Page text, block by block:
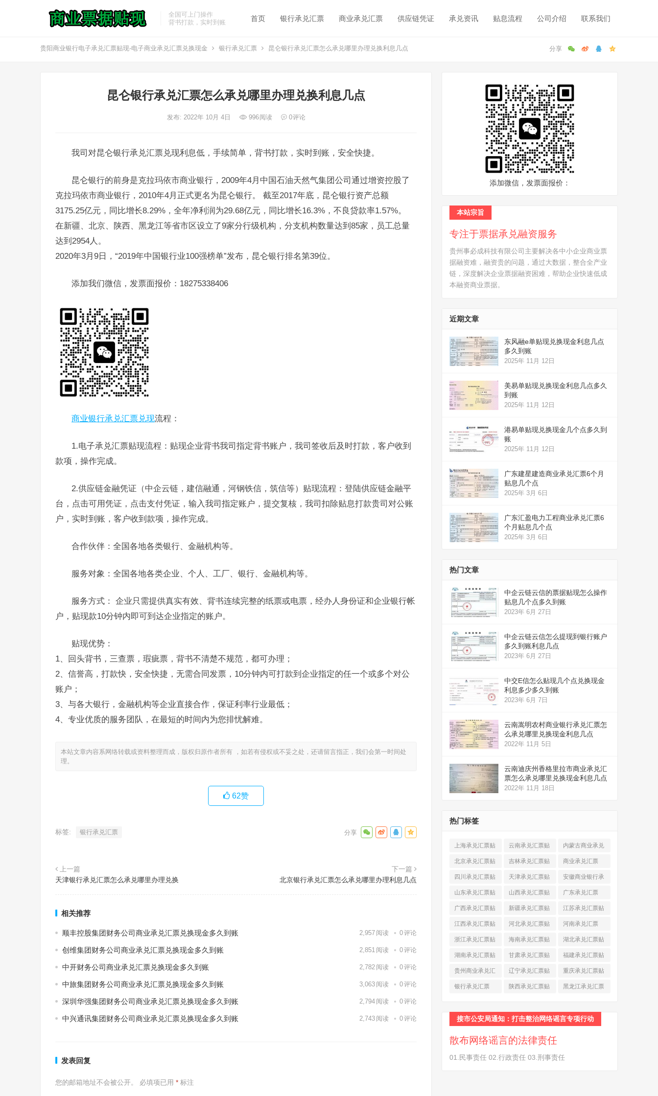
全国可上门操作
背书打款，实时到账
首页 银行承兑汇票 商业承兑汇票 供应链凭证 承兑资讯 贴息流程 公司介绍 联系我们
贵阳商业银行电子承兑汇票贴现-电子商业承兑汇票兑换现金 银行承兑汇票 昆仑银行承兑汇票怎么承兑哪里办理兑换利息几点
昆仑银行承兑汇票怎么承兑哪里办理兑换利息几点
发布: 2022年 10月 4日 996阅读 0评论
我司对昆仑银行承兑汇票兑现利息低，手续简单，背书打款，实时到账，安全快捷。
昆仑银行的前身是克拉玛依市商业银行，2009年4月中国石油天然气集团公司通过增资控股了
克拉玛依市商业银行，2010年4月正式更名为昆仑银行。 截至2017年底，昆仑银行资产总额
3175.25亿元，同比增长8.29%，全年净利润为29.68亿元，同比增长16.3%，不良贷款率1.57%。
在新疆、北京、陕西、黑龙江等省市区设立了9家分行级机构，分支机构数量达到85家，员工总量
达到2954人。
2020年3月9日，“2019年中国银行业100强榜单”发布，昆仑银行排名第39位。
添加我们微信，发票面报价：18275338406
商业银行承兑汇票兑现流程：
1.电子承兑汇票贴现流程：贴现企业背书我司指定背书账户，我司签收后及时打款，客户收到
款项，操作完成。
2.供应链金融凭证（中企云链，建信融通，河钢铁信，筑信等）贴现流程：登陆供应链金融平
台，点击可用凭证，点击支付凭证，输入我司指定账户，提交复核，我司扣除贴息打款贵司对公账
户，实时到账，客户收到款项，操作完成。
合作伙伴：全国各地各类银行、金融机构等。
服务对象：全国各地各类企业、个人、工厂、银行、金融机构等。
服务方式： 企业只需提供真实有效、背书连续完整的纸票或电票，经办人身份证和企业银行帐
户，贴现款10分钟内即可到达企业指定的账户。
贴现优势：
1、回头背书，三查票，瑕疵票，背书不清楚不规范，都可办理；
2、信誉高，打款快，安全快捷，无需合同发票，10分钟内可打款到企业指定的任一个或多个对公
账户；
3、与各大银行，金融机构等企业直接合作，保证利率行业最低；
4、专业优质的服务团队，在最短的时间内为您排忧解难。
本站文章内容系网络转载或资料整理而成，版权归原作者所有 ，如若有侵权或不妥之处，还请留言指正，我们会第一时间处
理。
62赞
标签: 银行承兑汇票
上一篇
天津银行承兑汇票怎么承兑哪里办理兑换
下一篇
北京银行承兑汇票怎么承兑哪里办理利息几点
相关推荐
顺丰控股集团财务公司商业承兑汇票兑换现金多久到账 2,957 阅读 0评论
创维集团财务公司商业承兑汇票兑换现金多久到账 2,851 阅读 0评论
中开财务公司商业承兑汇票兑换现金多久到账 2,782 阅读 0评论
中旅集团财务公司商业承兑汇票兑换现金多久到账 3,063 阅读 0评论
深圳华强集团财务公司商业承兑汇票兑换现金多久到账 2,794 阅读 0评论
中兴通讯集团财务公司商业承兑汇票兑换现金多久到账 2,743 阅读 0评论
发表回复
您的邮箱地址不会被公开。 必填项已用 * 标注
添加微信，发票面报价：
本站宗旨
专注于票据承兑融资服务
贵州事必成科技有限公司主要解决各中小企业商业票
据融资难，融资贵的问题，通过大数据，整合全产业
链，深度解决企业票据融资困难，帮助企业快速低成
本融资商业票据。
近期文章
东风融e单贴现兑换现金利息几点
多久到账
2025年 11月 12日
美易单贴现兑换现金利息几点多久
到账
2025年 11月 12日
港易单贴现兑换现金几个点多久到
账
2025年 11月 12日
广东建星建造商业承兑汇票6个月
贴息几个点
2025年 3月 6日
广东汇盈电力工程商业承兑汇票6
个月贴息几个点
2025年 3月 6日
热门文章
中企云链云信的票据贴现怎么操作
贴息几个点多久到账
2023年 6月 27日
中企云链云信怎么提现到银行账户
多久到账利息几点
2023年 6月 27日
中交E信怎么贴现几个点兑换现金
利息多少多久到账
2023年 6月 7日
云南嵩明农村商业银行承兑汇票怎
么承兑哪里兑换现金利息几点
2022年 11月 5日
云南迪庆州香格里拉市商业承兑汇
票怎么承兑哪里兑换现金利息几点
2022年 11月 18日
热门标签
上海承兑汇票贴
现(520)
云南承兑汇票贴
现(324)
内蒙古商业承兑
汇票(316)
北京承兑汇票贴
现 (912)
吉林承兑汇票贴
现(123)
商业承兑汇票
(225)
四川承兑汇票贴
现(790)
天津承兑汇票贴
现(242)
安徽商业银行承
兑汇票 (565)
山东承兑汇票贴
现(874)
山西承兑汇票贴
现(463)
广东承兑汇票
(979)
广西承兑汇票贴
现(278)
新疆承兑汇票贴
现(264)
江苏承兑汇票贴
现(774)
江西承兑汇票贴
现(366)
河北承兑汇票贴
现(374)
河南承兑汇票
(518)
浙江承兑汇票贴
现(691)
海南承兑汇票贴
现(145)
湖北承兑汇票贴
现(587)
湖南承兑汇票贴
现(453)
甘肃承兑汇票贴
现(194)
福建承兑汇票贴
现(945)
贵州商业承兑汇
票(284)
辽宁承兑汇票贴
现(344)
重庆承兑汇票贴
现(232)
银行承兑汇票
陕西承兑汇票贴
黑龙江承兑汇票
接市公安局通知：打击整治网络谣言专项行动
散布网络谣言的法律责任
01.民事责任 02.行政责任 03.刑事责任